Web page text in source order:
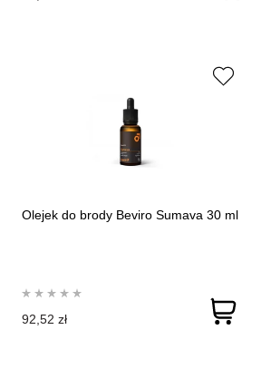
Olejek do brody Beviro Sumava 30 ml
92,52 zł